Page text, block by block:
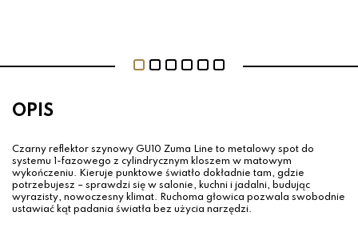
OPIS
Czarny reflektor szynowy GU10 Zuma Line to metalowy spot do
systemu 1-fazowego z cylindrycznym kloszem w matowym
wykończeniu. Kieruje punktowe światło dokładnie tam, gdzie
potrzebujesz – sprawdzi się w salonie, kuchni i jadalni, budując
wyrazisty, nowoczesny klimat. Ruchoma głowica pozwala swobodnie
ustawiać kąt padania światła bez użycia narzędzi.